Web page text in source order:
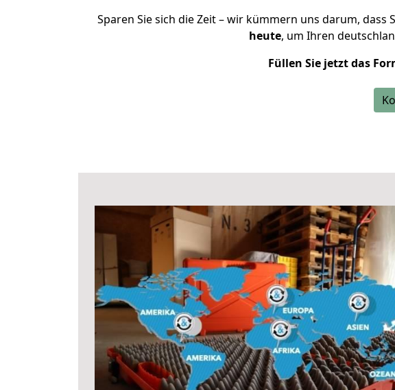
Sparen Sie sich die Zeit – wir kümmern uns darum, dass
heute, um Ihren
Füllen Sie jetzt das